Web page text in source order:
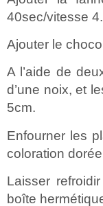
40sec/vitesse 4.
Ajouter le
A l’aide de
d’une noix, et
5cm.
Enfourner les
coloration
Laisser
boîte